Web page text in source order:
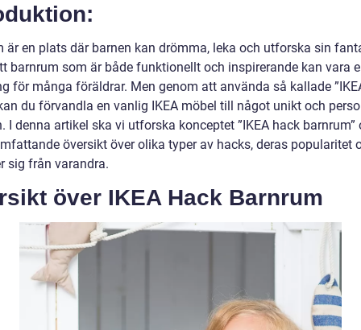
är en plats där barnen kan drömma, leka och utforska sin
barnrum som är både funktionellt och inspirerande kan vara
för många föräldrar. Men genom att använda så kallade
du förvandla en vanlig IKEA möbel till något unikt och
I denna artikel ska vi utforska konceptet ”IKEA hack barnrum”
översikt över olika typer av hacks, deras popularitet
sig från varandra.
över IKEA Hack Barnrum